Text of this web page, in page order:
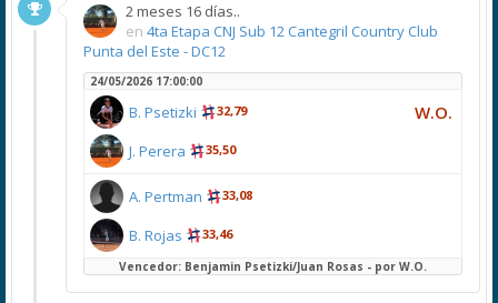
2 meses 16 días..
en 4ta Etapa CNJ Sub 12 Cantegril Country Club
Punta del Este - DC12
24/05/2026 17:00:00
B. Psetizki 32,79
J. Perera 35,50
W.O.
A. Pertman 33,08
B. Rojas 33,46
Vencedor: Benjamin Psetizki/Juan Rosas - por W.O.